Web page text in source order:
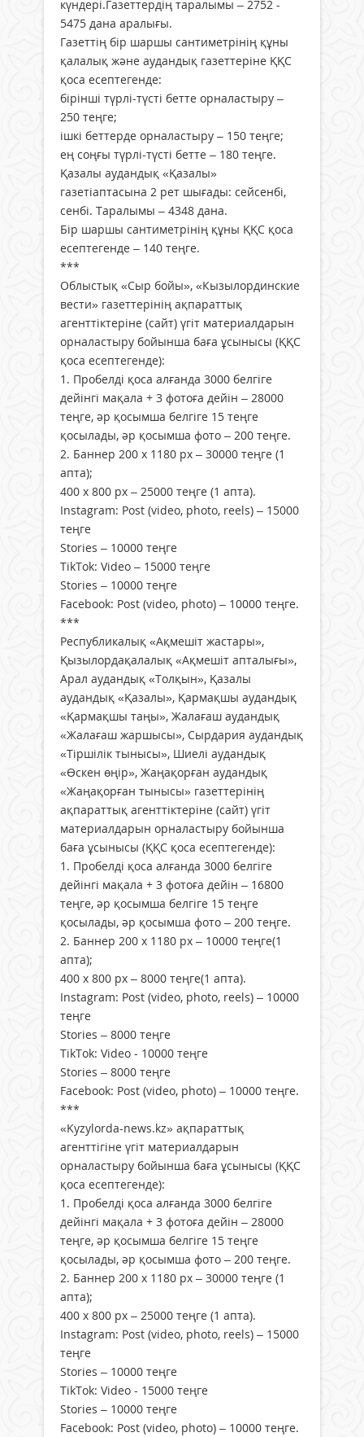
күндері.Газеттердің таралымы – 2752 -
5475 дана аралығы.
Газеттің бір шаршы сантиметрінің құны
қалалық және аудандық газеттеріне ҚҚС
қоса есептегенде:
бірінші түрлі-түсті бетте орналастыру –
250 теңге;
ішкі беттерде орналастыру – 150 теңге;
ең соңғы түрлі-түсті бетте – 180 теңге.
Қазалы аудандық «Қазалы»
газетіаптасына 2 рет шығады: сейсенбі,
сенбі. Таралымы – 4348 дана.
Бір шаршы сантиметрінің құны ҚҚС қоса
есептегенде – 140 теңге.
***
Облыстық «Сыр бойы», «Кызылординские
вести» газеттерінің ақпараттық
агенттіктеріне (сайт) үгіт материалдарын
орналастыру бойынша баға ұсынысы (ҚҚС
қоса есептегенде):
1. Пробелді қоса алғанда 3000 белгіге
дейінгі мақала + 3 фотоға дейін – 28000
теңге, әр қосымша белгіге 15 теңге
қосылады, әр қосымша фото – 200 теңге.
2. Баннер 200 х 1180 рх – 30000 теңге (1
апта);
400 х 800 рх – 25000 теңге (1 апта).
Instagram: Post (video, photo, reels) – 15000
теңге
Stories – 10000 теңге
TikTok: Video – 15000 теңге
Stories – 10000 теңге
Facebook: Post (video, photo) – 10000 теңге.
***
Республикалық «Ақмешіт жастары»,
Қызылордақалалық «Ақмешіт апталығы»,
Арал аудандық «Толқын», Қазалы
аудандық «Қазалы», Қармақшы аудандық
«Қармақшы таңы», Жалағаш аудандық
«Жалағаш жаршысы», Сырдария аудандық
«Тіршілік тынысы», Шиелі аудандық
«Өскен өңір», Жаңақорған аудандық
«Жаңақорған тынысы» газеттерінің
ақпараттық агенттіктеріне (сайт) үгіт
материалдарын орналастыру бойынша
баға ұсынысы (ҚҚС қоса есептегенде):
1. Пробелді қоса алғанда 3000 белгіге
дейінгі мақала + 3 фотоға дейін – 16800
теңге, әр қосымша белгіге 15 теңге
қосылады, әр қосымша фото – 200 теңге.
2. Баннер 200 х 1180 рх – 10000 теңге(1
апта);
400 х 800 рх – 8000 теңге(1 апта).
Instagram: Post (video, photo, reels) – 10000
теңге
Stories – 8000 теңге
TikTok: Video - 10000 теңге
Stories – 8000 теңге
Facebook: Post (video, photo) – 10000 теңге.
***
«Kyzylorda-news.kz» ақпараттық
агенттігіне үгіт материалдарын
орналастыру бойынша баға ұсынысы (ҚҚС
қоса есептегенде):
1. Пробелді қоса алғанда 3000 белгіге
дейінгі мақала + 3 фотоға дейін – 28000
теңге, әр қосымша белгіге 15 теңге
қосылады, әр қосымша фото – 200 теңге.
2. Баннер 200 х 1180 рх – 30000 теңге (1
апта);
400 х 800 рх – 25000 теңге (1 апта).
Instagram: Post (video, photo, reels) – 15000
теңге
Stories – 10000 теңге
TikTok: Video - 15000 теңге
Stories – 10000 теңге
Facebook: Post (video, photo) – 10000 теңге.